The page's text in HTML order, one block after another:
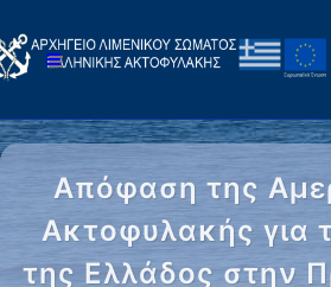
Απόφαση της
Ακτοφυλακής για
της Ελλάδος στην